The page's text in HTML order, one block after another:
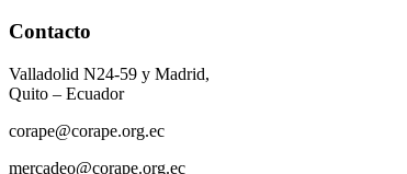
Contacto
Valladolid N24-59 y Madrid,
Quito – Ecuador
corape@corape.org.ec
mercadeo@corape.org.ec